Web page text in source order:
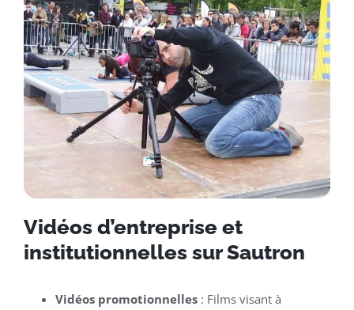
Vidéos d’entreprise et
institutionnelles sur Sautron
Vidéos promotionnelles: Films visant à